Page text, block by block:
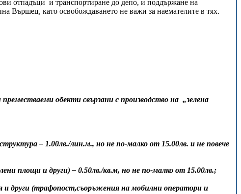
отпадъци и транспортиране до депо, и поддържане на
Вършец, като освобождаването не важи за наемателите в тях.
обекти свързани с производство на „зелена
– 1.00лв./лин.м., но не по-малко от 15.00лв. и не повече
площи и други) – 0.50лв./кв.м, но не по-малко от 15.00лв.;
и други (трафопост,съоръжения на мобилни оператори и